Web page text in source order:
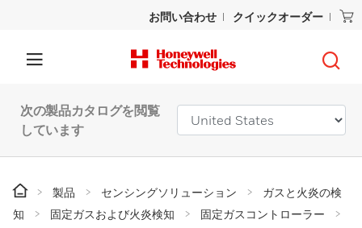
お問い合わせ クイックオーダー
次の製品カタログを閲覧
しています
製品 センシングソリューション
ガスと火炎の検
知
固定ガスおよび火炎検知
固定ガスコントローラー